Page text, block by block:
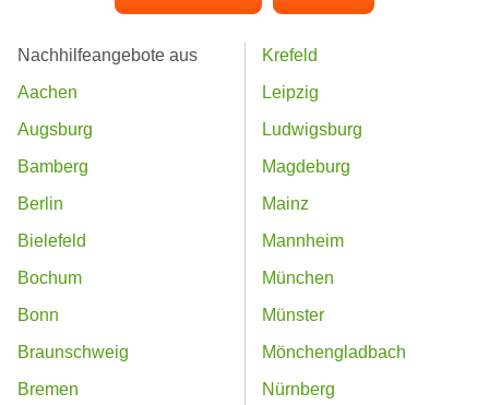
Nachhilfeangebote aus
Aachen
Augsburg
Bamberg
Berlin
Bielefeld
Bochum
Bonn
Braunschweig
Bremen
Krefeld
Leipzig
Ludwigsburg
Magdeburg
Mainz
Mannheim
München
Münster
Mönchengladbach
Nürnberg